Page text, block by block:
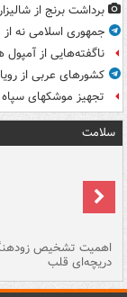
برداشت برنج از
جمهوری اسلامی نه
ناگفته‌هایی از آمپول
کشورهای عربی از
تجهیز موشکهای
سلامت
اهمیت تشخیص
دریچه‌ای قلب